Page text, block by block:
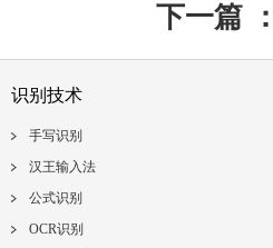
下一篇 ：
识别技术
手写识别
汉王输入法
公式识别
OCR识别